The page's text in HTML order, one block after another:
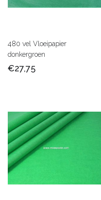
480 vel Vloeipapier
donkergroen
€27,75